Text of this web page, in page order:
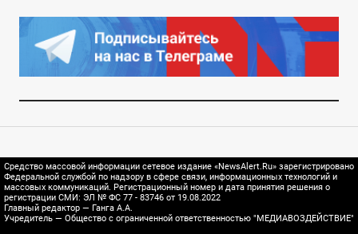
Средство массовой информации сетевое издание «NewsAlert.Ru» зарегистрировано
Федеральной службой по надзору в сфере связи, информационных технологий и
массовых коммуникаций. Регистрационный номер и дата принятия решения о
регистрации СМИ: ЭЛ № ФС 77 - 83746 от 19.08.2022
Главный редактор — Ганга А.А.
Учредитель — Общество с ограниченной ответственностью "МЕДИАВОЗДЕЙСТВИЕ"